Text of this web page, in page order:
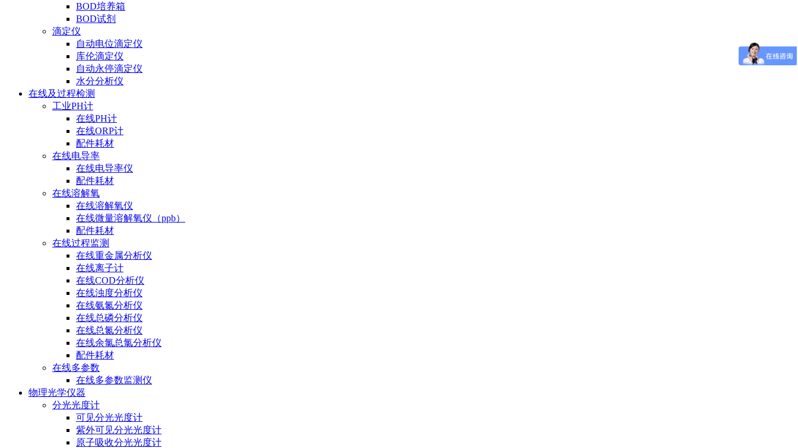
BOD培养箱
BOD试剂
滴定仪
自动电位滴定仪
库伦滴定仪
自动永停滴定仪
水分分析仪
在线及过程检测
工业PH计
在线PH计
在线ORP计
配件耗材
在线电导率
在线电导率仪
配件耗材
在线溶解氧
在线溶解氧仪
在线微量溶解氧仪（ppb）
配件耗材
在线过程监测
在线重金属分析仪
在线离子计
在线COD分析仪
在线浊度分析仪
在线氨氮分析仪
在线总磷分析仪
在线总氮分析仪
在线余氯总氯分析仪
配件耗材
在线多参数
在线多参数监测仪
物理光学仪器
分光光度计
可见分光光度计
紫外可见分光光度计
原子吸收分光光度计